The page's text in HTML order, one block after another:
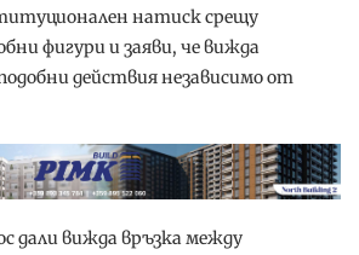
натиск срещу
фигури и заяви, че вижда
действия независимо от
дали вижда връзка между